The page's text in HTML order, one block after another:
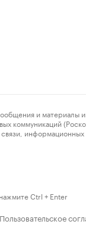
и материалы
коммуникаций
Ctrl + Enter
Пользовательское